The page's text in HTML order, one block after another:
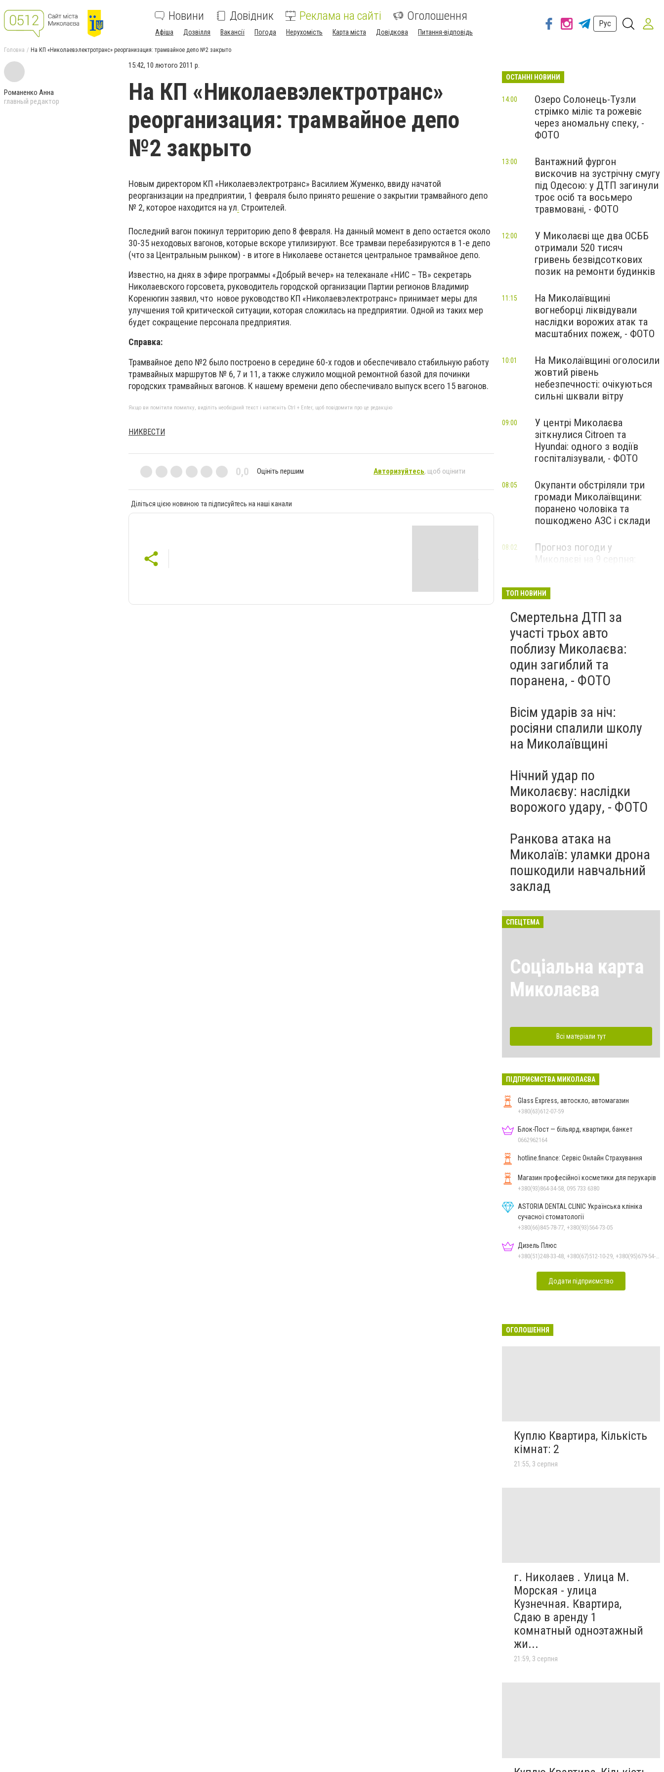
Новини Довідник Реклама на сайті Оголошення
Афіша Дозвілля Вакансії Погода Нерухомість Карта міста Довідкова Питання-відповідь
Рус
Головна На КП «Николаевэлектротранс» реорганизация: трамвайное депо №2 закрыто
Романенко Анна
главный редактор
15:42, 10 лютого 2011 р.
На КП «Николаевэлектротранс»
реорганизация: трамвайное депо
№2 закрыто
Новым директором КП «Николаевэлектротранс» Василием Жуменко, ввиду начатой
реорганизации на предприятии, 1 февраля было принято решение о закрытии трамвайного депо
№ 2, которое находится на ул. Строителей.
Последний вагон покинул территорию депо 8 февраля. На данный момент в депо остается около
30-35 неходовых вагонов, которые вскоре утилизируют. Все трамваи перебазируются в 1-е депо
(что за Центральным рынком) - в итоге в Николаеве останется центральное трамвайное депо.
Известно, на днях в эфире программы «Добрый вечер» на телеканале «НИС – ТВ» секретарь
Николаевского горсовета, руководитель городской организации Партии регионов Владимир
Коренюгин заявил, что новое руководство КП «Николаевэлектротранс» принимает меры для
улучшения той критической ситуации, которая сложилась на предприятии. Одной из таких мер
будет сокращение персонала предприятия.
Справка:
Трамвайное депо №2 было построено в середине 60-х годов и обеспечивало стабильную работу
трамвайных маршрутов № 6, 7 и 11, а также служило мощной ремонтной базой для починки
городских трамвайных вагонов. К нашему времени депо обеспечивало выпуск всего 15 вагонов.
Якщо ви помітили помилку, виділіть необхідний текст і натисніть Ctrl + Enter, щоб повідомити про це редакцію
НИКВЕСТИ
0,0 Оцініть першим Авторизуйтесь, щоб оцінити
Діліться цією новиною та підписуйтесь на наші канали
ОСТАННІ НОВИНИ
Озеро Солонець-Тузли
стрімко міліє та рожевіє
через аномальну спеку, -
ФОТО
14:00
Вантажний фургон
вискочив на зустрічну смугу
під Одесою: у ДТП загинули
троє осіб та восьмеро
травмовані, - ФОТО
13:00
У Миколаєві ще два ОСББ
отримали 520 тисяч
гривень безвідсоткових
позик на ремонти будинків
12:00
На Миколаївщині
вогнеборці ліквідували
наслідки ворожих атак та
масштабних пожеж, - ФОТО
11:15
На Миколаївщині оголосили
жовтий рівень
небезпечності: очікуються
сильні шквали вітру
10:01
У центрі Миколаєва
зіткнулися Citroen та
Hyundai: одного з водіїв
госпіталізували, - ФОТО
09:00
Окупанти обстріляли три
громади Миколаївщини:
поранено чоловіка та
пошкоджено АЗС і склади
08:05
Прогноз погоди у
Миколаєві на 9 серпня:
08:02
ТОП НОВИНИ
Смертельна ДТП за
участі трьох авто
поблизу Миколаєва:
один загиблий та
поранена, - ФОТО
Вісім ударів за ніч:
росіяни спалили школу
на Миколаївщині
Нічний удар по
Миколаєву: наслідки
ворожого удару, - ФОТО
Ранкова атака на
Миколаїв: уламки дрона
пошкодили навчальний
заклад
СПЕЦТЕМА
Соціальна карта
Миколаєва
Всі матеріали тут
ПІДПРИЄМСТВА МИКОЛАЄВА
Glass Express, автоскло, автомагазин
+380(63)612-07-59
Блок-Пост — більярд, квартири, банкет
0662962164
hotline.finance: Сервіс Онлайн Страхування
Магазин професійної косметики для перукарів
+380(93)864-34-58, 095 733 6380
ASTORIA DENTAL CLINIC Українська клініка
сучасної стоматології
+380(66)845-78-77, +380(93)564-73-05
Дизель Плюс
Додати підприємство
ОГОЛОШЕННЯ
Куплю Квартира, Кількість
кімнат: 2
21:55, 3 серпня
г. Николаев . Улица М.
Морская - улица
Кузнечная. Квартира,
Сдаю в аренду 1
комнатный одноэтажный
жи...
21:59, 3 серпня